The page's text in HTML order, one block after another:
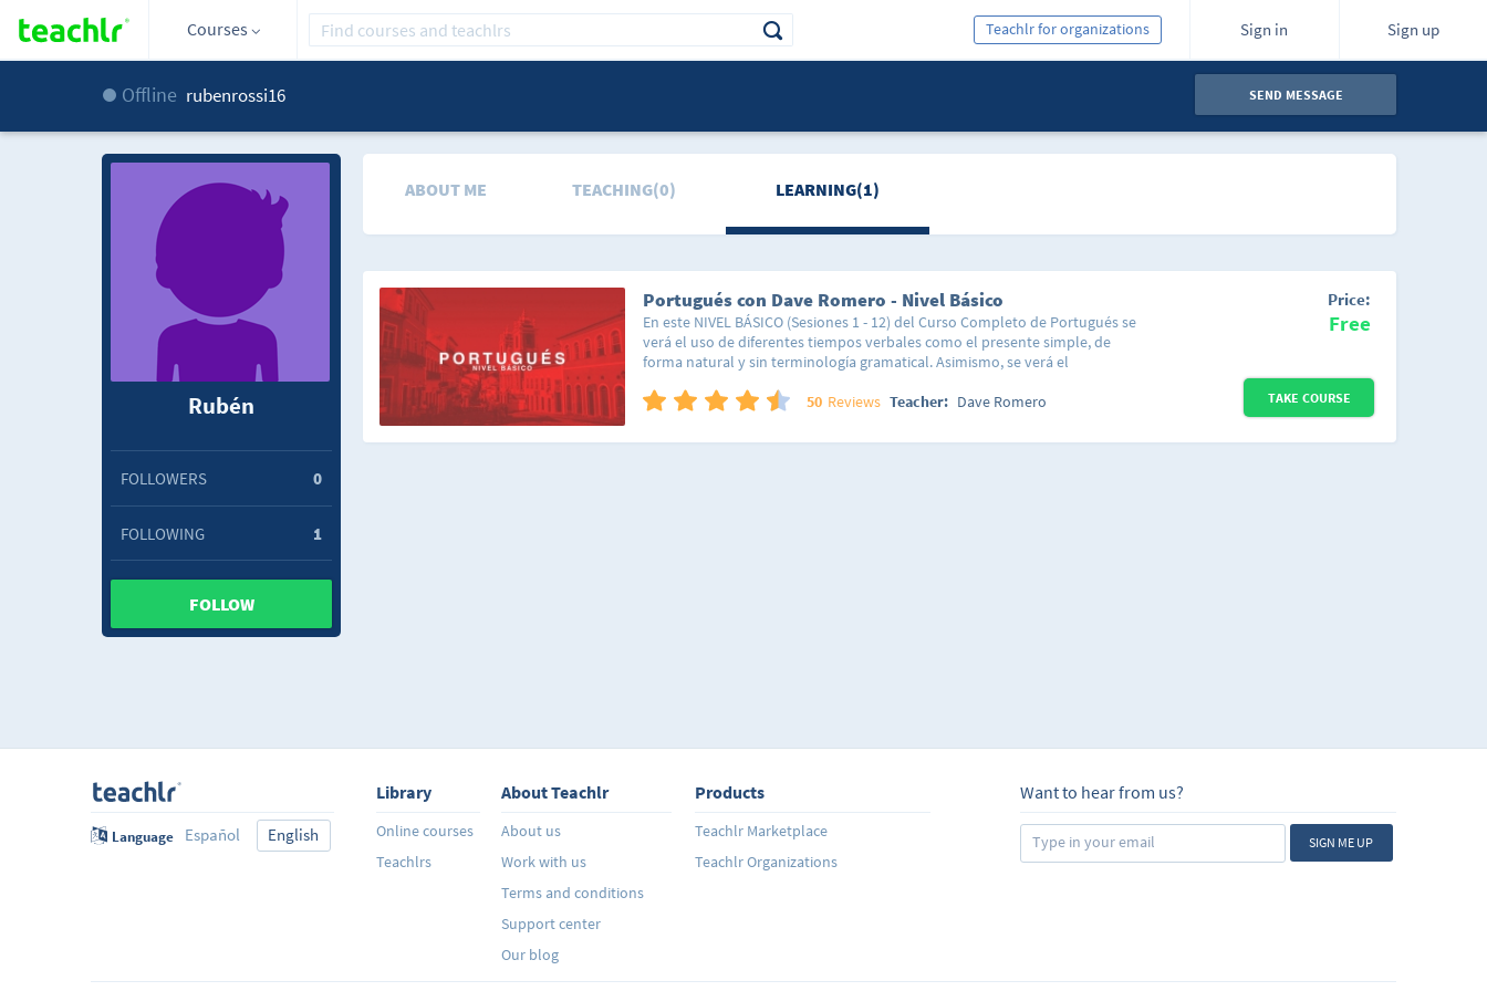
Courses Sign in Sign up
Teachlr for organizations
Offline rubenrossi16 SEND MESSAGE
Rubén
FOLLOWERS 0
FOLLOWING 1
FOLLOW
ABOUT ME TEACHING(0) LEARNING(1)
Portugués con Dave Romero - Nivel Básico
En este NIVEL BÁSICO (Sesiones 1 - 12) del Curso Completo de Portugués se
verá el uso de diferentes tiempos verbales como el presente simple, de
forma natural y sin terminología gramatical. Asimismo, se verá el
¿Cómo funciona? Sin libros. Sin tomar notas. Sin memorización. El método
componentes, lo cual le permite al estudiante reconstruir el lenguaje por sí
50 Reviews Teacher: Dave Romero
Price:
Free
TAKE COURSE
Language Español English
Library
Online courses
Teachlrs
About Teachlr
About us
Work with us
Terms and conditions
Support center
Our blog
Products
Teachlr Marketplace
Teachlr Organizations
Want to hear from us?
SIGN ME UP